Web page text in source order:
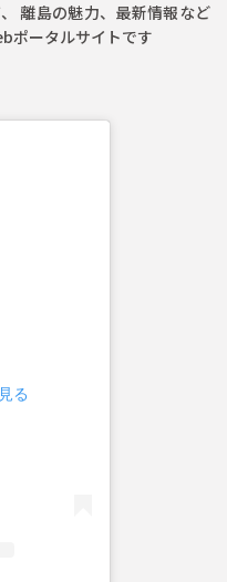
離島の魅力、最新情報など
ポータルサイトです
る